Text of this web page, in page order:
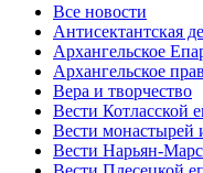
Все новости
Антисектантская
Архангельское
Архангельское
Вера и творчество
Вести Котласской
Вести монастырей
Вести Нарьян-